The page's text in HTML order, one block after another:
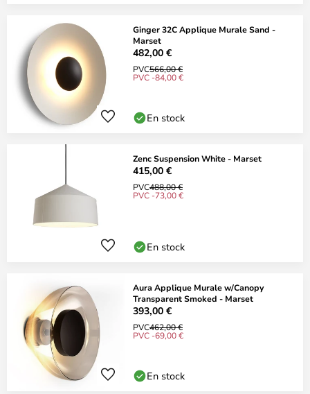
Ginger 32C Applique Murale Sand -
Marset
482,00 €
PVC566,00 €
PVC -84,00 €
En stock
Zenc Suspension White - Marset
415,00 €
PVC488,00 €
PVC -73,00 €
En stock
Aura Applique Murale w/Canopy
Transparent Smoked - Marset
393,00 €
PVC462,00 €
PVC -69,00 €
En stock